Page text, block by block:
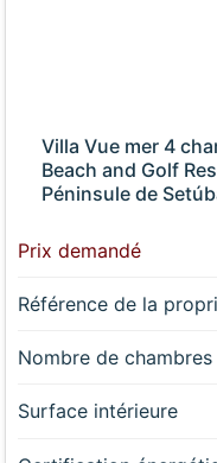
Villa Vue mer 4
Beach and Golf
Péninsule de
Prix demandé
Référence de la
Nombre de chambres
Surface intérieure